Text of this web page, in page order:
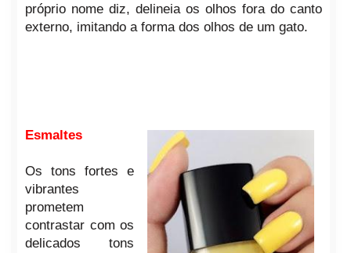
próprio nome diz, delineia os olhos fora do canto
externo, imitando a forma dos olhos de um gato.
Esmaltes
Os tons fortes e
vibrantes
prometem
contrastar com os
delicados tons